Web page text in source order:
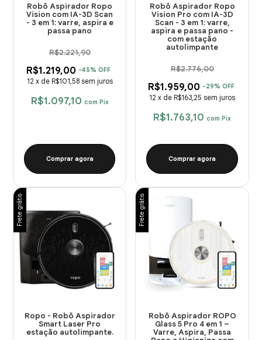
Robô Aspirador Ropo
Vision com IA-3D Scan
- 3 em 1: varre, aspira e
passa pano
R$1.219,00 -45%OFF
R$2.221,90
R$1.097,10 com Pix
12 x de R$101,58 sem juros
Comprar agora
Robô Aspirador Ropo
Vision Pro com IA-3D
Scan - 3 em 1: varre,
aspira e passa pano -
com estação
autolimpante
R$1.959,00 -29% OFF
R$2.776,00
R$1.763,10com Pix
12 x de R$163,25 sem juros
Comprar agora
Frete grátis
Ropo - Robô Aspirador
Smart Laser Pro
estação autolimpante.
Frete grátis
Robô Aspirador ROPO
Glass 5 Pro 4 em 1 –
Varre, Aspira, Passa